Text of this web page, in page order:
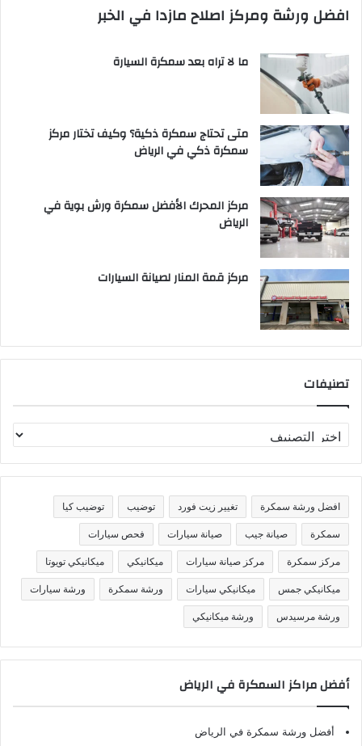
افضل ورشة ومركز اصلاح مازدا في الخبر
ما لا تراه بعد سمكرة السيارة
متى تحتاج سمكرة ذكية؟ وكيف تختار مركز
سمكرة ذكي في الرياض
مركز المحرك الأفضل سمكرة ورش بوية في
الرياض
مركز قمة المنار لصيانة السيارات
تصنيفات
ص
ن
ف
ا
افضل ورشة سمكرة تغيير زيت فورد توضيب توضيب كيا
سمكرة صيانة جيب صيانة سيارات فحص سيارات
مركز سمكرة مركز صيانة سيارات ميكانيكي ميكانيكي تويوتا
ميكانيكي جمس ميكانيكي سيارات ورشة سمكرة ورشة سيارات
ورشة مرسيدس ورشة ميكانيكي
أفضل مراكز السمكرة في الرياض
أفضل ورشة سمكرة في الرياض